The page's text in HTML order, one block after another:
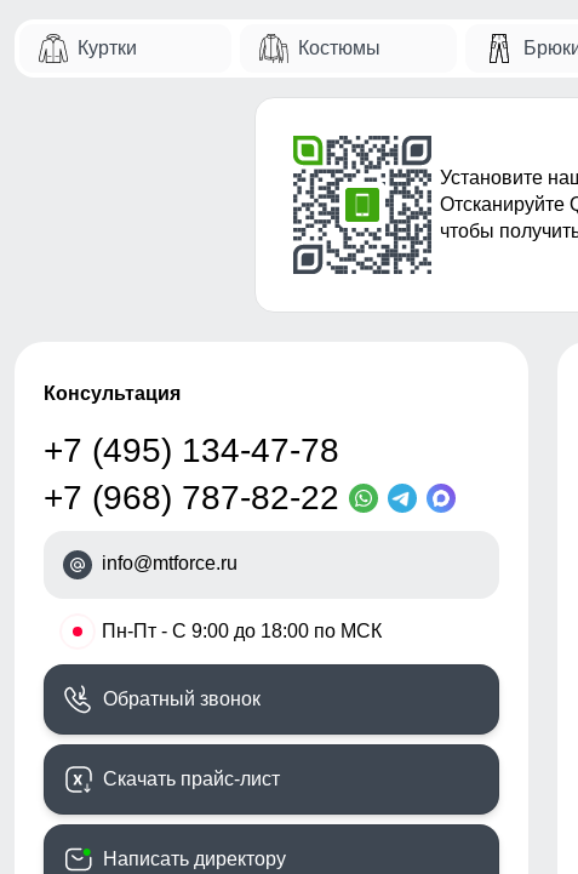
Куртки Костюмы
Установите
Отсканируйте
чтобы
Консультация
+7 (495) 134-47-78
+7 (968) 787-82-22
info@mtforce.ru
• Пн-Пт - С 9:00 до 18:00 по МСК
Обратный звонок
Скачать прайс-лист
Написать директору